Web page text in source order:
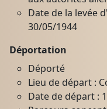
Date de la levée
30/05/1944
Déportation
Déporté
Lieu de départ :
Date de départ :